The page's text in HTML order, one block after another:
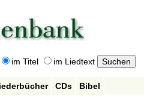
im Titel im Liedtext
CDs
Bibel